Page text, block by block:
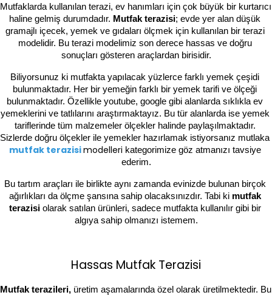
Mutfaklarda kullanılan terazi, ev hanımları için çok büyük bir kurtarıcı
haline gelmiş durumdadır. Mutfak terazisi; evde yer alan düşük
gramajlı içecek, yemek ve gıdaları ölçmek için kullanılan bir terazi
modelidir. Bu terazi modelimiz son derece hassas ve doğru
sonuçları gösteren araçlardan birisidir.
Biliyorsunuz ki mutfakta yapılacak yüzlerce farklı yemek çeşidi
bulunmaktadır. Her bir yemeğin farklı bir yemek tarifi ve ölçeği
bulunmaktadır. Özellikle youtube, google gibi alanlarda sıklıkla ev
yemeklerini ve tatlılarını araştırmaktayız. Bu tür alanlarda ise yemek
tariflerinde tüm malzemeler ölçekler halinde paylaşılmaktadır.
Sizlerde doğru ölçekler ile yemekler hazırlamak istiyorsanız mutlaka
mutfak terazisimodelleri kategorimize göz atmanızı tavsiye
ederim.
Bu tartım araçları ile birlikte aynı zamanda evinizde bulunan birçok
ağırlıkları da ölçme şansına sahip olacaksınızdır. Tabi ki mutfak
terazisi olarak satılan ürünleri, sadece mutfakta kullanılır gibi bir
algıya sahip olmanızı istemem.
Hassas Mutfak Terazisi
Mutfak terazileri, üretim aşamalarında özel olarak üretilmektedir. Bu